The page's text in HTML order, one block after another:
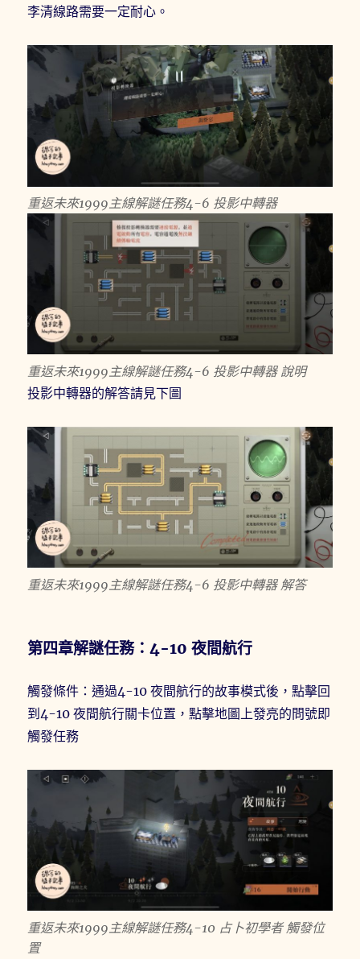
李清線路需要一定耐心。
重返未來1999主線解謎任務4-6 投影中轉器
重返未來1999主線解謎任務4-6 投影中轉器 說明
投影中轉器的解答請見下圖
重返未來1999主線解謎任務4-6 投影中轉器 解答
第四章解謎任務：4-10 夜間航行
觸發條件：通過4-10 夜間航行的故事模式後，點擊回
到4-10 夜間航行關卡位置，點擊地圖上發亮的問號即
觸發任務
重返未來1999主線解謎任務4-10 占卜初學者 觸發位
置